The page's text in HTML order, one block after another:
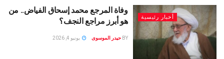
أخبار رئيسية
وفاة المرجع محمد إسحاق الفياض.. من
هو أبرز مراجع النجف؟
BY حيدر الموسوى يونيو 4, 2026